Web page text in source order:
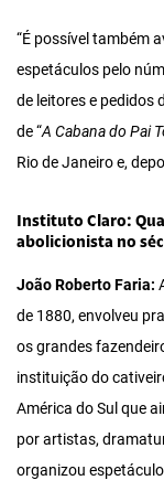
“É possível também
espetáculos pelo
de leitores e pedidos
de “A Cabana do Pai
Rio de Janeiro e,
Instituto Claro:
abolicionista no
João Roberto Faria:
de 1880, envolveu
os grandes
instituição do
América do Sul que
por artistas,
organizou